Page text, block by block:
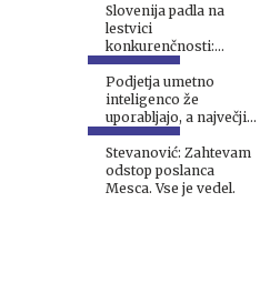
Slovenija padla na
lestvici
konkurenčnosti:
gospodarstvo
opozarja, da zmanjkuje
časa
Podjetja umetno
inteligenco že
uporabljajo, a največji
izziv ni več tehnologija
Stevanović: Zahtevam
odstop poslanca
Mesca. Vse je vedel.